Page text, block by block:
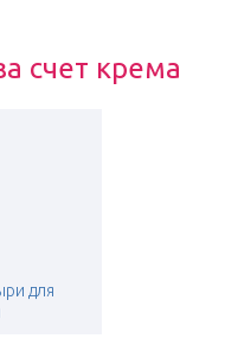
счет крема
для